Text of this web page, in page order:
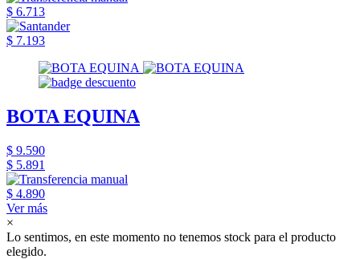
$ 6.713
$ 7.193
BOTA EQUINA
$ 9.590
$ 5.891
$ 4.890
Ver más
×
Lo sentimos, en este momento no tenemos stock para el producto
elegido.